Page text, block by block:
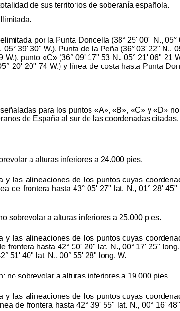
de sus territorios de soberanía española.
por la Punta Doncella (38° 25' 00" N., 05°
39' 30" W.), Punta de la Peña (36° 03' 22" N.,
W.), punto «C» (36° 09' 17" 53 N., 05° 21' 06" 21
20' 20" 74 W.) y línea de costa hasta Punta
para los puntos «A», «B», «C» y «D»
de España al sur de las coordenadas citadas.
a alturas inferiores a 24.000 pies.
y las alineaciones de los puntos cuyas
de frontera hasta 43° 05' 27" lat. N., 01° 28'
sobrevolar a alturas inferiores a 25.000 pies.
y las alineaciones de los puntos cuyas
frontera hasta 42° 50' 20" lat. N., 00° 17' 25"
51' 40" lat. N., 00° 55' 28" long. W.
sobrevolar a alturas inferiores a 19.000 pies.
y las alineaciones de los puntos cuyas
de frontera hasta 42° 39' 55" lat. N., 00° 16'